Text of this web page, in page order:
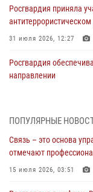
Росгвардия приняла
31 июля 2026, 12:27
Росгвардия
направлении
Представитель
«Телекон»
30 июля 2026, 11:33
ПОПУЛЯРНЫЕ
Связь – это основа
отмечают
15 июля 2026, 03:51